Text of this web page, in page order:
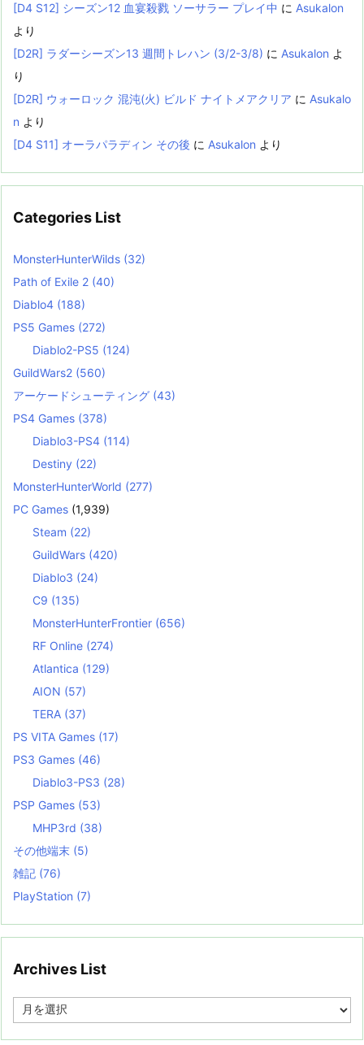
[D4 S12] シーズン12 血宴殺戮 ソーサラー プレイ中 に Asukalon
より
[D2R] ラダーシーズン13 週間トレハン (3/2-3/8) に Asukalon よ
り
[D2R] ウォーロック 混沌(火) ビルド ナイトメアクリア に Asukalo
n より
[D4 S11] オーラパラディン その後 に Asukalon より
Categories List
MonsterHunterWilds (32)
Path of Exile 2 (40)
Diablo4 (188)
PS5 Games (272)
Diablo2-PS5 (124)
GuildWars2 (560)
アーケードシューティング (43)
PS4 Games (378)
Diablo3-PS4 (114)
Destiny (22)
MonsterHunterWorld (277)
PC Games (1,939)
Steam (22)
GuildWars (420)
Diablo3 (24)
C9 (135)
MonsterHunterFrontier (656)
RF Online (274)
Atlantica (129)
AION (57)
TERA (37)
PS VITA Games (17)
PS3 Games (46)
Diablo3-PS3 (28)
PSP Games (53)
MHP3rd (38)
その他端末 (5)
雑記 (76)
PlayStation (7)
Archives List